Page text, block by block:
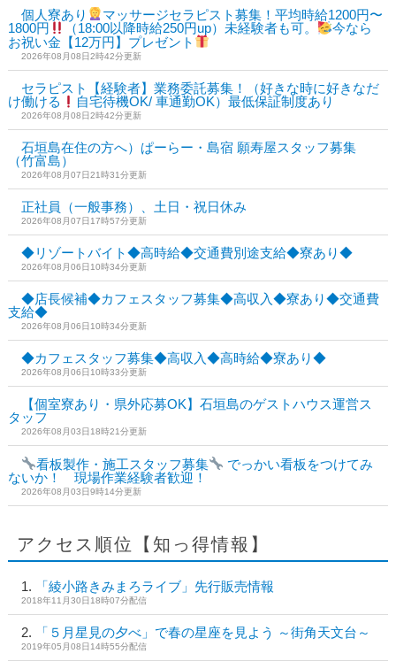
個人寮あり
マッサージセラピスト募集！平均時給1200円〜
1800円
（18:00以降時給250円up）未経験者も可。
今なら
お祝い金【12万円】プレゼント
2026年08月08日2時42分更新
セラピスト【経験者】業務委託募集！（好きな時に好きなだ
け働ける
自宅待機OK/ 車通勤OK）最低保証制度あり
2026年08月08日2時42分更新
石垣島在住の方へ）ぱーらー・島宿 願寿屋スタッフ募集
（竹富島）
2026年08月07日21時31分更新
正社員（一般事務）、土日・祝日休み
2026年08月07日17時57分更新
◆リゾートバイト◆高時給◆交通費別途支給◆寮あり◆
2026年08月06日10時34分更新
◆店長候補◆カフェスタッフ募集◆高収入◆寮あり◆交通費
支給◆
2026年08月06日10時34分更新
◆カフェスタッフ募集◆高収入◆高時給◆寮あり◆
2026年08月06日10時33分更新
【個室寮あり・県外応募OK】石垣島のゲストハウス運営ス
タッフ
2026年08月03日18時21分更新
看板製作・施工スタッフ募集
でっかい看板をつけてみ
ないか！ 現場作業経験者歓迎！
2026年08月03日9時14分更新
アクセス順位【知っ得情報】
「綾小路きみまろライブ」先行販売情報
2018年11月30日18時07分配信
「５月星見の夕べ」で春の星座を見よう ～街角天文台～
2019年05月08日14時55分配信